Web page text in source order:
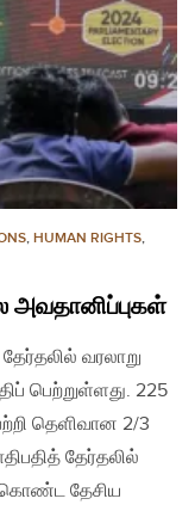
, HUMAN RIGHTS,
அவதானிப்புகள்
வரலாறு
பெற்றுள்ளது. 225
தெளிவான 2/3
தேர்தலில்
தேசிய